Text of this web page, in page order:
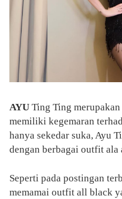
AYU Ting Ting
memiliki kegemaran
hanya sekedar suka, Ayu
dengan berbagai outfit ala
Seperti pada postingan
memamai outfit all black